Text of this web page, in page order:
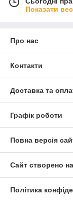
Показати
Про нас
Контакти
Доставка та
Графік роботи
Повна версія
Сайт створено
Політика